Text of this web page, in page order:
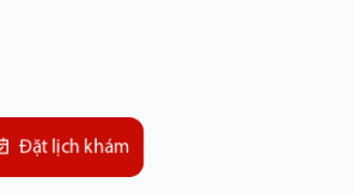
Đặt lịch khám